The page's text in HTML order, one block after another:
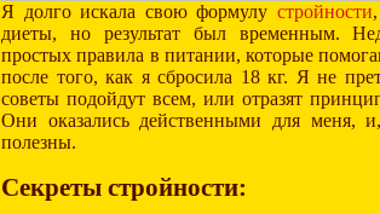
Я долго искала свою формулу стройности
диеты, но результат был временным.
простых правила в питании, которые
после того, как я сбросила 18 кг. Я не
советы подойдут всем, или отразят
Они оказались действенными для меня,
полезны.
Секреты стройности: